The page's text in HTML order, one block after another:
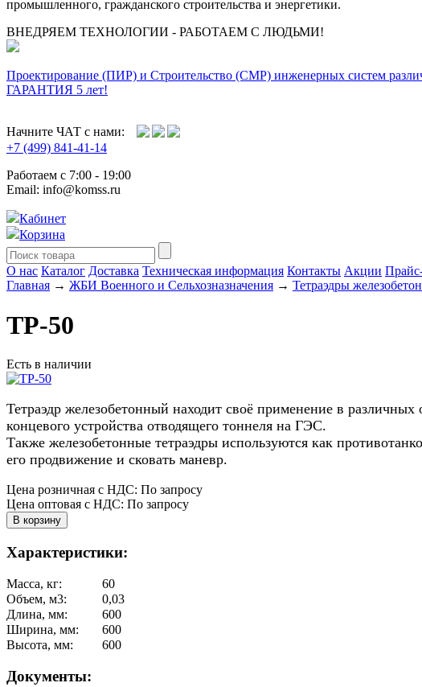
промышленного, гражданского строительства и энергетики.
ВНЕДРЯЕМ ТЕХНОЛОГИИ - РАБОТАЕМ С ЛЮДЬМИ!
Проектирование (ПИР) и Cтроительство (СМР) инженерных систем
ГАРАНТИЯ 5 лет!
Начните ЧАТ с нами:
+7 (499) 841-41-14
Работаем с 7:00 - 19:00
Email: info@komss.ru
Кабинет
Корзина
О нас Каталог Доставка Техническая информация Контакты Акции
Главная → ЖБИ Военного и Сельхозназначения → Тетраэдры
ТР-50
Есть в наличии
Тетраэдр железобетонный находит своё применение в
концевого устройства отводящего тоннеля на ГЭС.
Также железобетонные тетраэдры используются как
его продвижение и сковать маневр.
Цена розничная с НДС: По запросу
Цена оптовая с НДС: По запросу
Характеристики:
Масса, кг:
60
Объем, м3:
0,03
Длина, мм:
600
Ширина, мм:
600
Высота, мм:
600
Документы: